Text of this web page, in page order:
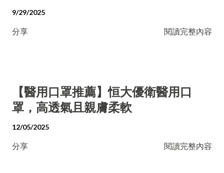
9/29/2025
分享 閱讀完整內容
【醫用口罩推薦】恒大優衛醫用口
罩，高透氣且親膚柔軟
12/05/2025
分享 閱讀完整內容